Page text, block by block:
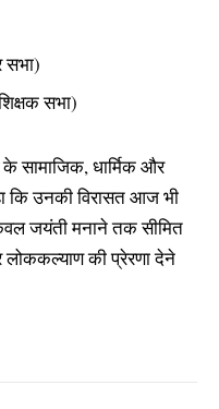
सभा)
सभा)
सामाजिक, धार्मिक और
कि उनकी विरासत आज भी
जयंती मनाने तक सीमित
लोककल्याण की प्रेरणा देने